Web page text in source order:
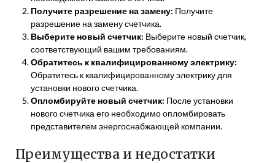
Получите разрешение на замену: Получите
разрешение на замену счетчика.
Выберите новый счетчик: Выберите новый счетчик,
соответствующий вашим требованиям.
Обратитесь к квалифицированному электрику:
Обратитесь к квалифицированному электрику для
установки нового счетчика.
Опломбируйте новый счетчик: После установки
нового счетчика его необходимо опломбировать
представителем энергоснабжающей компании.
Преимущества и недостатки